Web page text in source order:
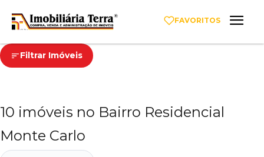
FAVORITOS
Filtrar Imóveis
10 imóveis no Bairro Residencial
Monte Carlo